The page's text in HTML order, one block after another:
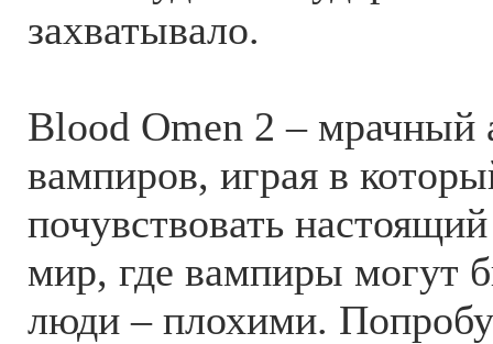
захватывало.
Blood Omen 2 – мрачный
вампиров, играя в
почувствовать
мир, где вампиры могут
люди – плохими.